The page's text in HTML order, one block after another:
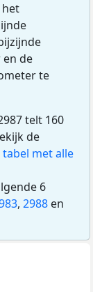
het
de
te
telt 160
de
tabel met alle
6
, 2988 en